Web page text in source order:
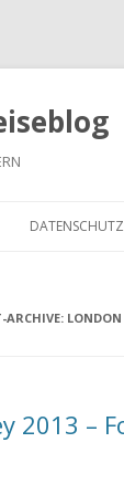
DATENSCHUTZ
ARCHIVE: LONDON
2013 –